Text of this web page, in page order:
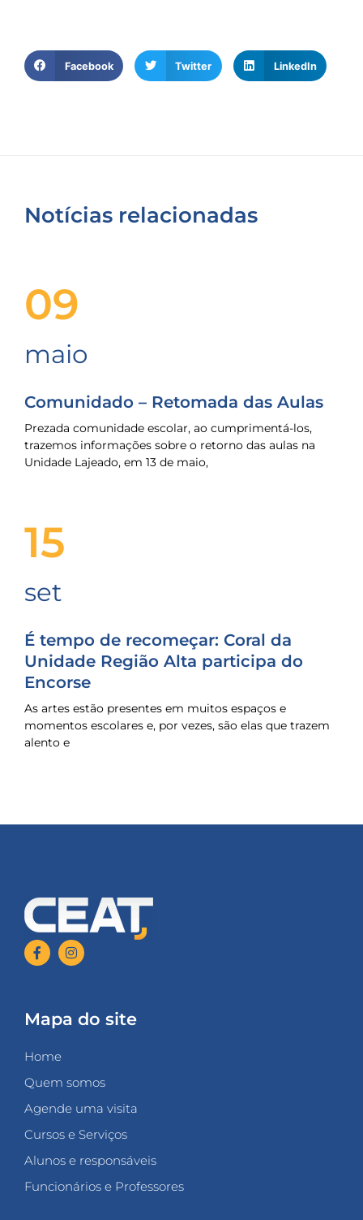
Facebook Twitter LinkedIn
Notícias relacionadas
09
maio
Comunidado – Retomada das Aulas
Prezada comunidade escolar, ao cumprimentá-los,
trazemos informações sobre o retorno das aulas na
Unidade Lajeado, em 13 de maio,
15
set
É tempo de recomeçar: Coral da
Unidade Região Alta participa do
Encorse
As artes estão presentes em muitos espaços e
momentos escolares e, por vezes, são elas que trazem
alento e
Mapa do site
Home
Quem somos
Agende uma visita
Cursos e Serviços
Alunos e responsáveis
Funcionários e Professores